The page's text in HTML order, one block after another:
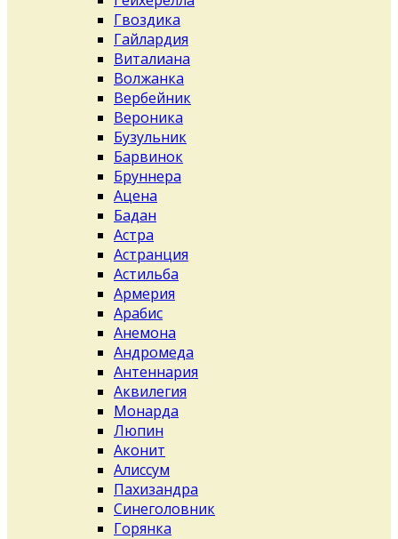
Гвоздика
Гайлардия
Виталиана
Волжанка
Вербейник
Вероника
Бузульник
Барвинок
Бруннера
Ацена
Бадан
Астра
Астранция
Астильба
Армерия
Арабис
Анемона
Андромеда
Антеннария
Аквилегия
Монарда
Люпин
Аконит
Алиссум
Пахизандра
Синеголовник
Горянка